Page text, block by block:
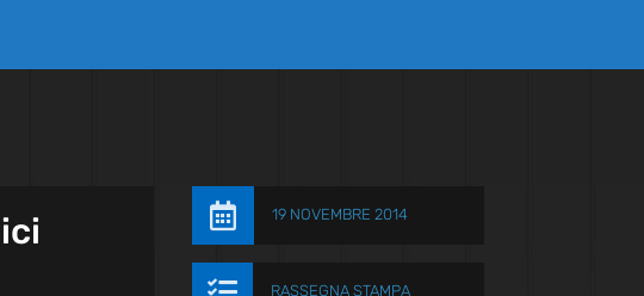
 19 NOVEMBRE 2014
RASSEGNA STAMPA